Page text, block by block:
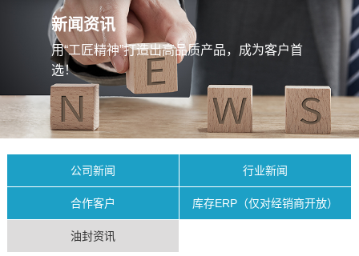
新闻资讯
用“工匠精神”打造出高品质产品，成为客户首
选！
公司新闻 行业新闻
合作客户 库存ERP（仅对经销商开放）
油封资讯